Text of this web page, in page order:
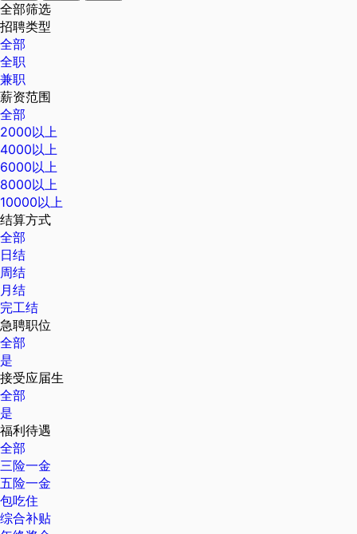
全部筛选
招聘类型
全部
全职
兼职
薪资范围
全部
2000以上
4000以上
6000以上
8000以上
10000以上
结算方式
全部
日结
周结
月结
完工结
急聘职位
全部
是
接受应届生
全部
是
福利待遇
全部
三险一金
五险一金
包吃住
综合补贴